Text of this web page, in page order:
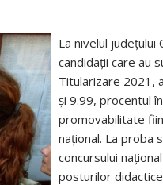
La nivelul
candidații care au
Titularizare 2021,
și 9.99, procentul
promovabilitate
național. La proba
concursului
posturilor